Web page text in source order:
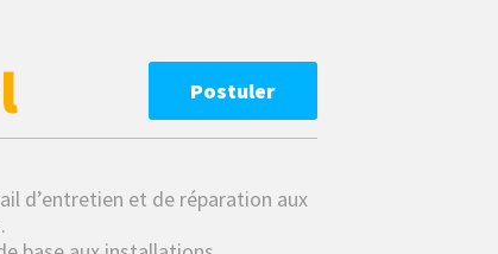
Postuler
d’entretien et de réparation aux